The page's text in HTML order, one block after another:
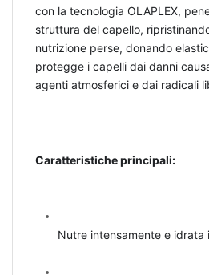
con la tecnologia OLAPLEX,
struttura del capello,
nutrizione perse, donando
protegge i capelli dai danni
agenti atmosferici e dai radicali
Caratteristiche principali:
Nutre intensamente e idrata